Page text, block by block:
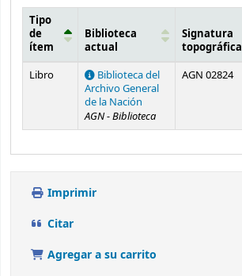
Existencias
Tipo
de
ítem
Biblioteca
actual
Signatura
topográfica
Libro
Biblioteca del
Archivo General
de la Nación
AGN - Biblioteca
AGN 02824
Imprimir
Citar
Agregar a su carrito